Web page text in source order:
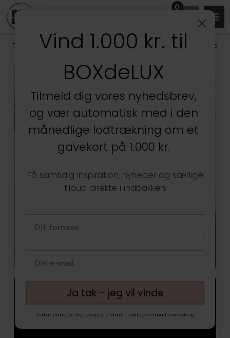
0
Produkter /Køkken /Køkkentilbehør/Serveringsbakker & kagefade
Kun hos BOXdeLUX
Vind 1.000 kr. til
BOXdeLUX
Tilmeld dig vores nyhedsbrev,
og vær automatisk med i den
månedlige lodtrækning om et
gavekort på 1.000 kr.
Få samtidig inspiration, nyheder og særlige
tilbud direkte i indbakken.
Ja tak – jeg vil vinde
Ved at tilmelde dig accepterer du at modtage e-mail marketing